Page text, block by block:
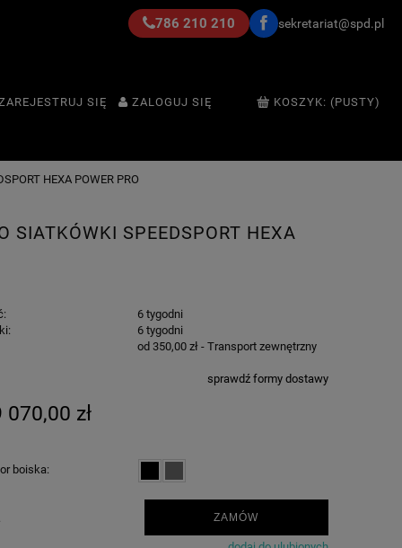
786 210 210 sekretariat@spd.pl
SIĘ ZALOGUJ SIĘ KOSZYK: (PUSTY)
HEXA POWER PRO
SIATKÓWKI SPEEDSPORT HEXA
6 tygodni
6 tygodni
od 350,00 zł - Transport zewnętrzny
sprawdź formy dostawy
070,00 zł
boiska:
ZAMÓW